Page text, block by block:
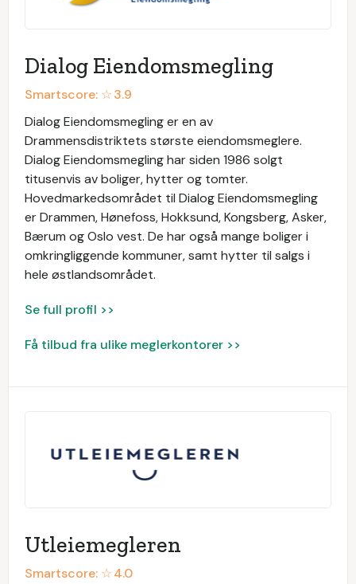
Dialog Eiendomsmegling
Smartscore: ☆3.9
Dialog Eiendomsmegling er en av
Drammensdistriktets største eiendomsmeglere.
Dialog Eiendomsmegling har siden 1986 solgt
titusenvis av boliger, hytter og tomter.
Hovedmarkedsområdet til Dialog Eiendomsmegling
er Drammen, Hønefoss, Hokksund, Kongsberg, Asker,
Bærum og Oslo vest. De har også mange boliger i
omkringliggende kommuner, samt hytter til salgs i
hele østlandsområdet.
Se full profil >>
Få tilbud fra ulike meglerkontorer >>
Utleiemegleren
Smartscore: ☆4.0